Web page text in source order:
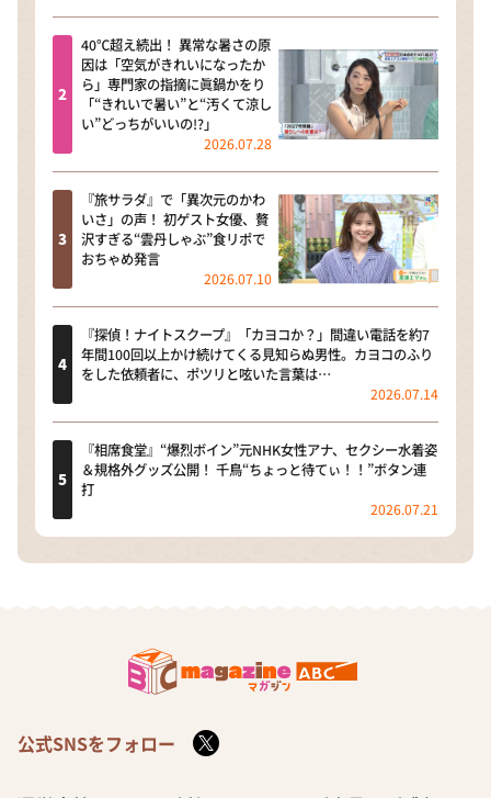
新婚さんいらっしゃい！
ポツンと一軒家
ザキ山小屋本館
ぺこぱのまるスポ
40℃超え続出！ 異常な暑さの原
因は「空気がきれいになったか
ら」専門家の指摘に眞鍋かをり
「“きれいで暑い”と“汚くて涼し
い”どっちがいいの!?」
2026.07.28
『旅サラダ』で「異次元のかわ
いさ」の声！ 初ゲスト女優、贅
沢すぎる“雲丹しゃぶ”食リポで
おちゃめ発言
2026.07.10
『探偵！ナイトスクープ』「カヨコか？」間違い電話を約7
年間100回以上かけ続けてくる見知らぬ男性。カヨコのふり
をした依頼者に、ポツリと呟いた言葉は…
2026.07.14
『相席食堂』“爆烈ボイン”元NHK女性アナ、セクシー水着姿
＆規格外グッズ公開！ 千鳥“ちょっと待てぃ！！”ボタン連
打
2026.07.21
公式SNSをフォロー